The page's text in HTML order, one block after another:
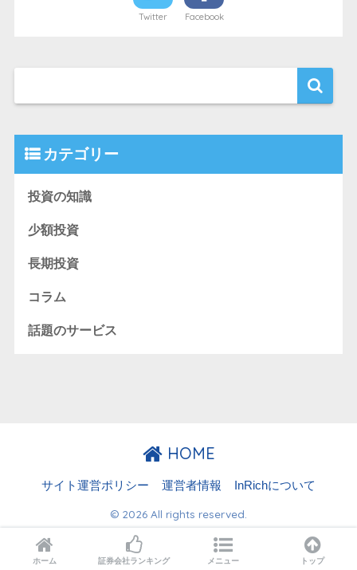
Twitter Facebook
カテゴリー
投資の知識
少額投資
長期投資
コラム
話題のサービス
HOME
サイト運営ポリシー 運営者情報 InRichについて
© 2026 All rights reserved.
ホーム 証券会社ランキング メニュー トップ